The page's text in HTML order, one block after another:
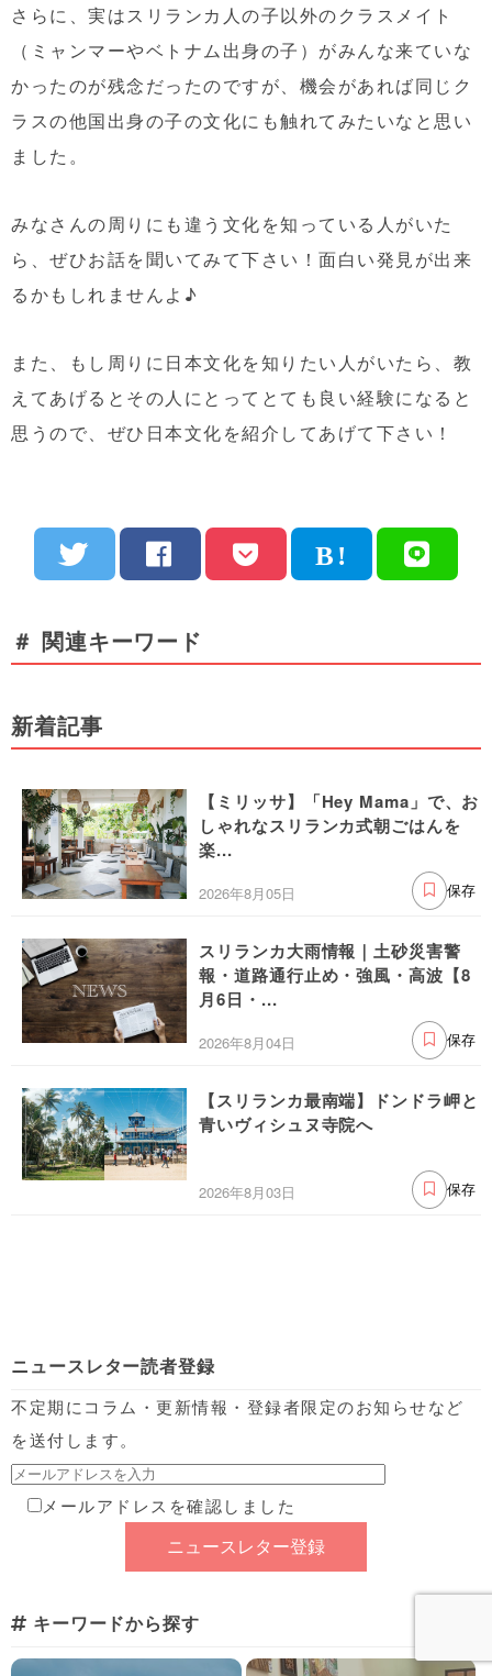
さらに、実はスリランカ人の子以外のクラスメイト
（ミャンマーやベトナム出身の子）がみんな来ていな
かったのが残念だったのですが、機会があれば同じク
ラスの他国出身の子の文化にも触れてみたいなと思い
ました。
みなさんの周りにも違う文化を知っている人がいた
ら、ぜひお話を聞いてみて下さい！面白い発見が出来
るかもしれませんよ♪
また、もし周りに日本文化を知りたい人がいたら、教
えてあげるとその人にとってとても良い経験になると
思うので、ぜひ日本文化を紹介してあげて下さい！
＃ 関連キーワード
新着記事
【ミリッサ】「Hey Mama」で、お
しゃれなスリランカ式朝ごはんを
楽...
2026年8月05日 保存
スリランカ大雨情報｜土砂災害警
報・道路通行止め・強風・高波【8
月6日・...
2026年8月04日 保存
【スリランカ最南端】ドンドラ岬と
青いヴィシュヌ寺院へ
2026年8月03日 保存
ニュースレター読者登録
不定期にコラム・更新情報・登録者限定のお知らせなど
を送付します。
メールアドレスを確認しました
キーワードから探す